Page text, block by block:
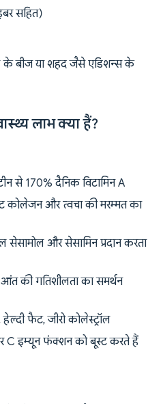
सहित)
के बीज या शहद जैसे एडिशन्स के
लाभ क्या हैं?
से 170% दैनिक विटामिन A
कोलेजन और त्वचा की मरम्मत का
सेसामोल और सेसामिन प्रदान करता
की गतिशीलता का समर्थन
फैट, जीरो कोलेस्ट्रॉल
C इम्यून फंक्शन को बूस्ट करते हैं